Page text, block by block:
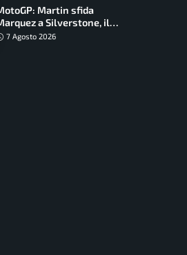
Martin sfida
a Silverstone, il
e gli orari
7 Agosto 2026